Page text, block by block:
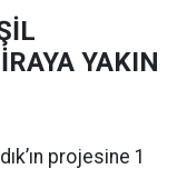
YAKIN
projesine 1